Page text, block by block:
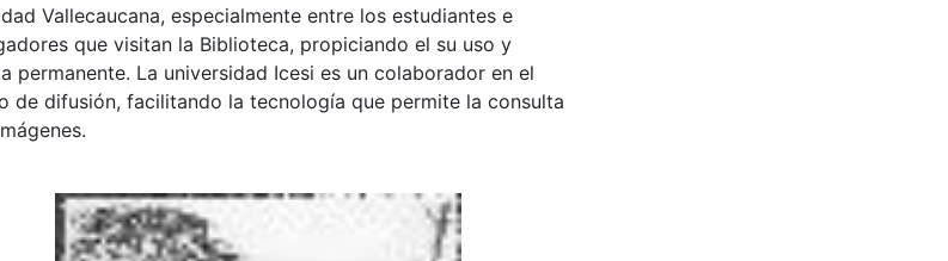
Vallecaucana, especialmente entre los estudiantes e
que visitan la Biblioteca, propiciando el su uso y
permanente. La universidad Icesi es un colaborador en el
de difusión, facilitando la tecnología que permite la consulta